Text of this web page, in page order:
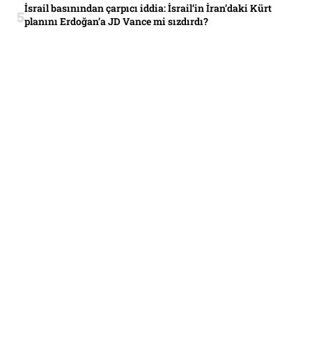
İsrail basınından çarpıcı iddia: İsrail’in İran’daki Kürt
planını Erdoğan’a JD Vance mi sızdırdı?